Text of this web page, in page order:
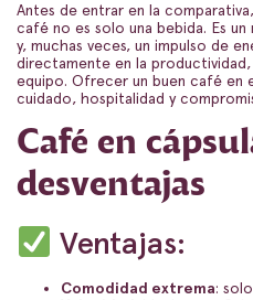
Antes de entrar en la
café no es solo una bebida. Es un
y, muchas veces, un impulso de
directamente en la
equipo. Ofrecer un buen café en
cuidado, hospitalidad y
Café en
desventajas
Ventajas:
Comodidad extrema: